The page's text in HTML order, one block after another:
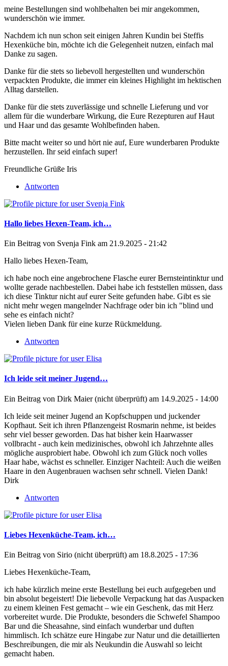
meine Bestellungen sind wohlbehalten bei mir angekommen,
wunderschön wie immer.
Nachdem ich nun schon seit einigen Jahren Kundin bei Steffis
Hexenküche bin, möchte ich die Gelegenheit nutzen, einfach mal
Danke zu sagen.
Danke für die stets so liebevoll hergestellten und wunderschön
verpackten Produkte, die immer ein kleines Highlight im hektischen
Alltag darstellen.
Danke für die stets zuverlässige und schnelle Lieferung und vor
allem für die wunderbare Wirkung, die Eure Rezepturen auf Haut
und Haar und das gesamte Wohlbefinden haben.
Bitte macht weiter so und hört nie auf, Eure wunderbaren Produkte
herzustellen. Ihr seid einfach super!
Freundliche Grüße Iris
Antworten
Hallo liebes Hexen-Team, ich…
Ein Beitrag von Svenja Fink am 21.9.2025 - 21:42
Hallo liebes Hexen-Team,
ich habe noch eine angebrochene Flasche eurer Bernsteintinktur und
wollte gerade nachbestellen. Dabei habe ich feststellen müssen, dass
ich diese Tinktur nicht auf eurer Seite gefunden habe. Gibt es sie
nicht mehr wegen mangelnder Nachfrage oder bin ich "blind und
sehe es einfach nicht?
Vielen lieben Dank für eine kurze Rückmeldung.
Antworten
Ich leide seit meiner Jugend…
Ein Beitrag von Dirk Maier (nicht überprüft) am 14.9.2025 - 14:00
Ich leide seit meiner Jugend an Kopfschuppen und juckender
Kopfhaut. Seit ich ihren Pflanzengeist Rosmarin nehme, ist beides
sehr viel besser geworden. Das hat bisher kein Haarwasser
vollbracht - auch kein medizinisches, obwohl ich Jahrzehnte alles
mögliche ausprobiert habe. Obwohl ich zum Glück noch volles
Haar habe, wächst es schneller. Einziger Nachteil: Auch die weißen
Haare in den Augenbrauen wachsen sehr schnell. Vielen Dank!
Dirk
Antworten
Liebes Hexenküche-Team, ich…
Ein Beitrag von Sirio (nicht überprüft) am 18.8.2025 - 17:36
Liebes Hexenküche-Team,
ich habe kürzlich meine erste Bestellung bei euch aufgegeben und
bin absolut begeistert! Die liebevolle Verpackung hat das Auspacken
zu einem kleinen Fest gemacht – wie ein Geschenk, das mit Herz
vorbereitet wurde. Die Produkte, besonders die Schwefel Shampoo
Bar und die Sheasahne, sind einfach wunderbar und duften
himmlisch. Ich schätze eure Hingabe zur Natur und die detaillierten
Beschreibungen, die mir als Neukundin die Auswahl so leicht
gemacht haben.